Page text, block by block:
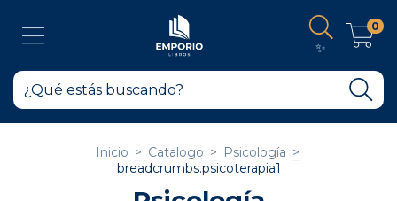
✨
0
Inicio > Catalogo > Psicología >
breadcrumbs.psicoterapia1